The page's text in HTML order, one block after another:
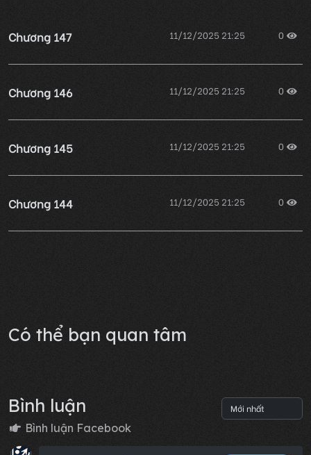
Chương 147 11/12/2025 21:25 0
Chương 146 11/12/2025 21:25 0
Chương 145 11/12/2025 21:25 0
Chương 144 11/12/2025 21:25 0
Có thể bạn quan tâm
Bình luận
Bình luận Facebook